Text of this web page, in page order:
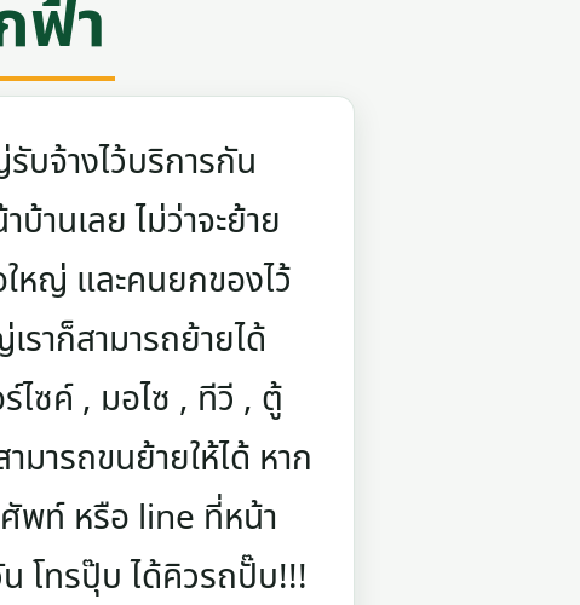
ฟ้า
จ้างไว้บริการกัน
านเลย ไม่ว่าจะย้าย
หญ่ และคนยกของไว้
ราก็สามารถย้ายได้
ไซค์ , มอไซ , ทีวี , ตู้
ามารถขนย้ายให้ได้ หาก
ศัพท์ หรือ line ที่หน้า
โทรปุ๊บ ได้คิวรถปั๊บ!!!